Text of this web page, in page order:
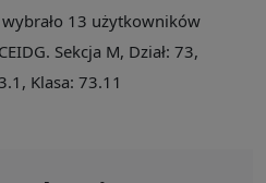
wybrało 13 użytkowników
Sekcja M, Dział: 73,
Klasa: 73.11